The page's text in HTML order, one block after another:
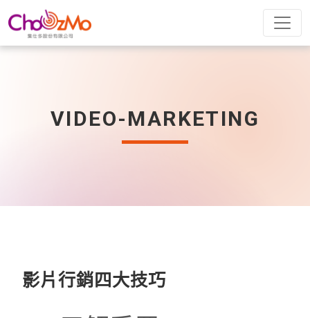
VIDEO-MARKETING
影片行銷四大技巧